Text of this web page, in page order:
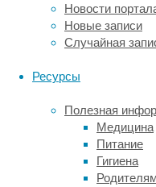
Новости
Новые записи
Случайная
Ресурсы
Полезная
Медицина
Питание
Гигиена
резонансной
томографии.
уже
пересечения
между
физическим
здоровьем